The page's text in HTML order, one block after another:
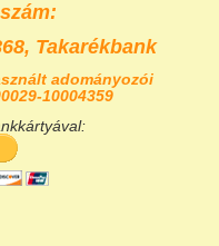
Takarékbank
adományozói
10004359